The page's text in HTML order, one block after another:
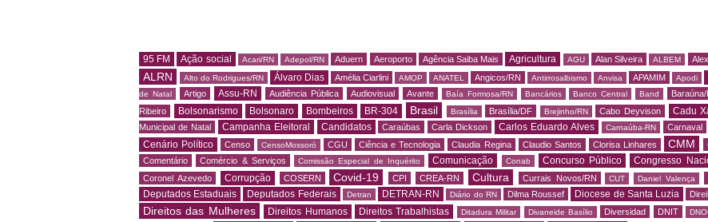
95 FM Ação social Acari/RN Adepol/RN Aduern Aeroporto Agência Saiba Mais Agricultura AGU Alan Silveira ALBEM
ALRN
Alto do Rodrigues/RN Álvaro Dias Amélia Ciarlini AMOP ANATEL Angicos/RN Antirrosalbismo Anvisa APAMIM Apodi
de Natal
Artigo Assu-RN Audiência Pública Audiovisual Avante Baía Formosa/RN Bancários Banco Central Band Baraúna/
Ribeiro
Bolsonarismo Bolsonaro Bombeiros BR-304 Brasil Brasília Brasília/DF Brejinho/RN Cabo Deyvison Cadu
Municipal de Natal
Campanha Eleitoral Candidatos Caraúbas Carla Dickson Carlos Eduardo Alves Carnaúba-RN Carnaval
Cenário Político Censo CensoMossoró CGU Ciência e Tecnologia Claudia Regina Claudio Santos Clorisa Linhares CMM
Comentário Comércio & Serviços Comissão Especial de Inquérito Comunicação Conab Concurso Público Congresso
Coronel Azevedo Corrupção COSERN Covid-19 CPI CREA-RN Cultura Currais Novos/RN CUT Daniel Valença
Deputados Estaduais Deputados Federais Detran DETRAN-RN Diário do RN Dilma Roussef Diocese de Santa Luzia
Direitos das Mulheres Direitos Humanos Direitos Trabalhistas Ditadura Militar Divaneide Basílio Diversidad DNIT